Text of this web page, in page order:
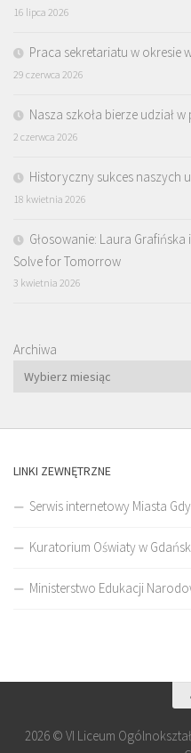
16 lipca 2026
Praca sekretariatu w okresie
29 czerwca 2026
Nasza szkoła bierze udział
2 czerwca 2026
Historyczny sukces naszych
18 kwietnia 2026
Głosowanie: Laura
Solve for Tomorrow
3 kwietnia 2026
Archiwa
LINKI ZEWNĘTRZNE
Serwis internetowy Miasta
Kuratorium Oświaty w
Ministerstwo Edukacji
2026 © VI Liceum